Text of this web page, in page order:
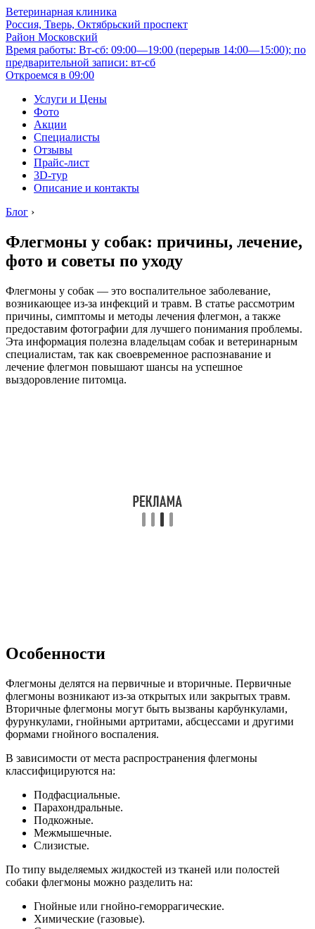
Ветеринарная клиника
Россия, Тверь, Октябрьский проспект
Район Московский
Время работы: Вт-сб: 09:00—19:00 (перерыв 14:00—15:00); по
предварительной записи: вт-сб
Откроемся в 09:00
Услуги и Цены
Фото
Акции
Специалисты
Отзывы
Прайс-лист
3D-тур
Описание и контакты
Блог ›
Флегмоны у собак: причины, лечение,
фото и советы по уходу
Флегмоны у собак — это воспалительное заболевание,
возникающее из-за инфекций и травм. В статье рассмотрим
причины, симптомы и методы лечения флегмон, а также
предоставим фотографии для лучшего понимания проблемы.
Эта информация полезна владельцам собак и ветеринарным
специалистам, так как своевременное распознавание и
лечение флегмон повышают шансы на успешное
выздоровление питомца.
Особенности
Флегмоны делятся на первичные и вторичные. Первичные
флегмоны возникают из-за открытых или закрытых травм.
Вторичные флегмоны могут быть вызваны карбункулами,
фурункулами, гнойными артритами, абсцессами и другими
формами гнойного воспаления.
В зависимости от места распространения флегмоны
классифицируются на:
Подфасциальные.
Парахондральные.
Подкожные.
Межмышечные.
Слизистые.
По типу выделяемых жидкостей из тканей или полостей
собаки флегмоны можно разделить на:
Гнойные или гнойно-геморрагические.
Химические (газовые).